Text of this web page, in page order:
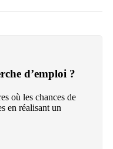
d’emploi ?
où les chances de
en réalisant un